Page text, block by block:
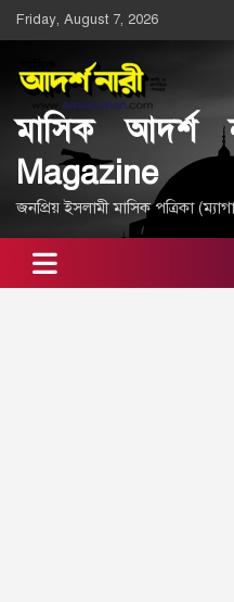
Skip
to
content
Friday, August 7, 2026
মাসিক আদর্শ
Magazine
জনপ্রিয় ইসলামী মাসিক পত্রিকা